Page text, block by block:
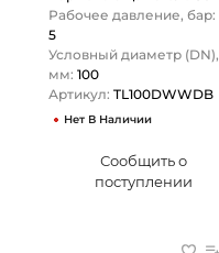
Рабочее давление, бар:
5
Условный диаметр (DN),
мм: 100
Артикул: TL100DWWDB
Нет В Наличии
Сообщить о
поступлении